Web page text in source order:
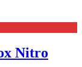
Nitro